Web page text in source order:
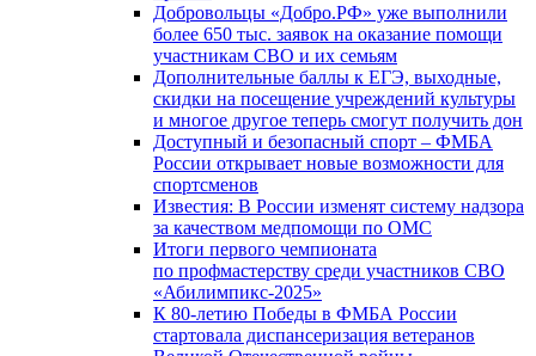
Добровольцы «Добро.РФ» уже выполнили
более 650 тыс. заявок на оказание помощи
участникам СВО и их семьям
Дополнительные баллы к ЕГЭ, выходные,
скидки на посещение учреждений культуры
и многое другое теперь смогут получить дон
Доступный и безопасный спорт – ФМБА
России открывает новые возможности для
спортсменов
Известия: В России изменят систему надзора
за качеством медпомощи по ОМС
Итоги первого чемпионата
по профмастерству среди участников СВО
«Абилимпикс-2025»
К 80-летию Победы в ФМБА России
стартовала диспансеризация ветеранов